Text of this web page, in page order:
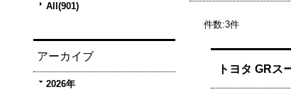
All(901)
アーカイブ
2026年
件数:3件
トヨタ GRス